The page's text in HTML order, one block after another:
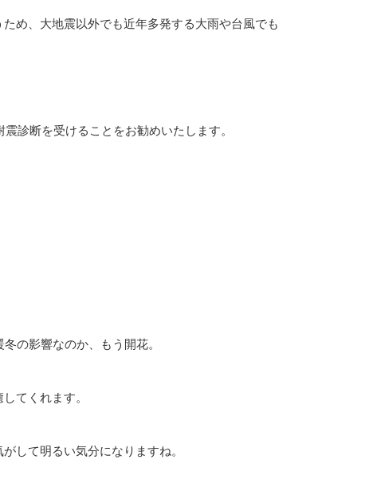
め、大地震以外でも近年多発する大雨や台風でも
診断を受けることをお勧めいたします。
の影響なのか、もう開花。
てくれます。
して明るい気分になりますね。